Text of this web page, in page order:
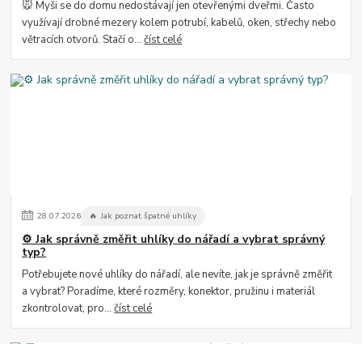
🐭 Myši se do domu nedostávají jen otevřenými dveřmi. Často
využívají drobné mezery kolem potrubí, kabelů, oken, střechy nebo
větracích otvorů. Stačí o...číst celé
28.07.2026 🔥 Jak poznat špatné uhlíky
⚙️ Jak správně změřit uhlíky do nářadí a vybrat správný
typ?
Potřebujete nové uhlíky do nářadí, ale nevíte, jak je správně změřit
a vybrat? Poradíme, které rozměry, konektor, pružinu i materiál
zkontrolovat, pro...číst celé